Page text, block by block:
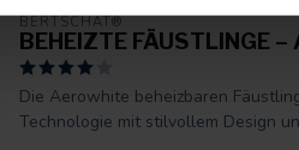
BERTSCHAT®
BEHEIZTE FÄUSTLINGE –
Die Aerowhite beheizbaren
Technologie mit stilvollem Design